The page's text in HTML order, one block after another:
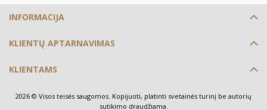
INFORMACIJA
KLIENTŲ APTARNAVIMAS
KLIENTAMS
2026 © Visos teisės saugomos. Kopijuoti, platinti svetainės turinį be autorių
sutikimo draudžiama.